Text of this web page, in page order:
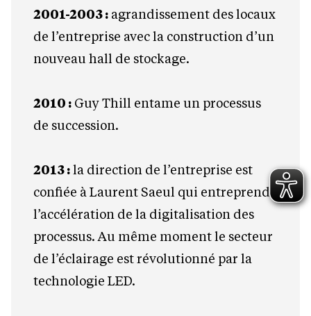
2001-2003 : agrandissement des locaux
de l’entreprise avec la construction d’un
nouveau hall de stockage.
2010 : Guy Thill entame un processus
de succession.
2013 :la direction de l’entreprise est
confiée à Laurent Saeul qui entreprend
l’accélération de la digitalisation des
processus. Au même moment le secteur
de l’éclairage est révolutionné par la
technologie LED.